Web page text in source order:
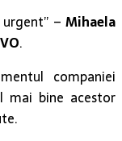
– Mihaela
.
companiei
mai bine acestor